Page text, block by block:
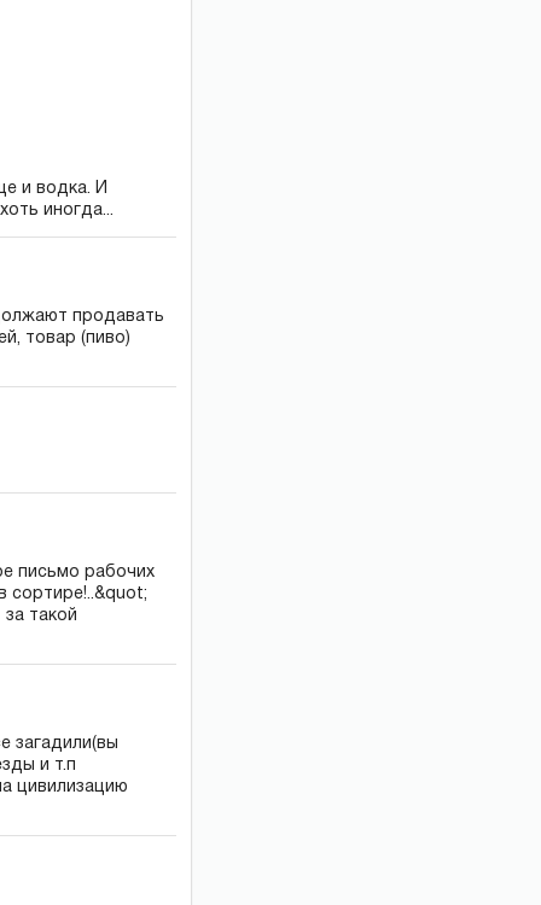
и водка. И
иногда...
продавать
товар (пиво)
письмо рабочих
сортире!..&quot;
такой
загадили(вы
и т.п
цивилизацию